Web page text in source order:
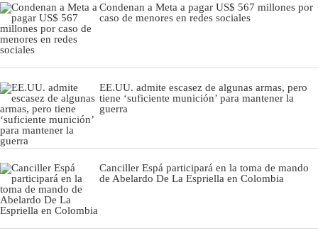
Condenan a Meta a pagar US$ 567 millones por
caso de menores en redes sociales
EE.UU. admite escasez de algunas armas, pero
tiene ‘suficiente munición’ para mantener la
guerra
Canciller Espá participará en la toma de mando
de Abelardo De La Espriella en Colombia